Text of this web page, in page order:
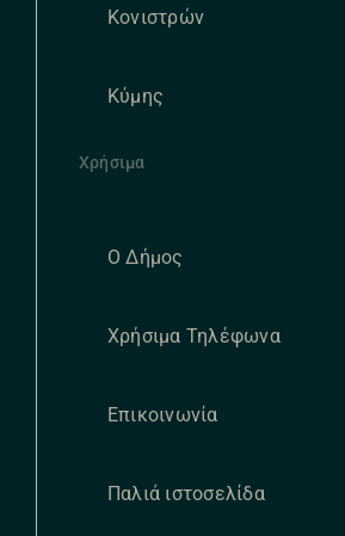
Κονιστρών
Κύμης
Χρήσιμα
Ο Δήμος
Χρήσιμα Τηλέφωνα
Επικοινωνία
Παλιά ιστοσελίδα